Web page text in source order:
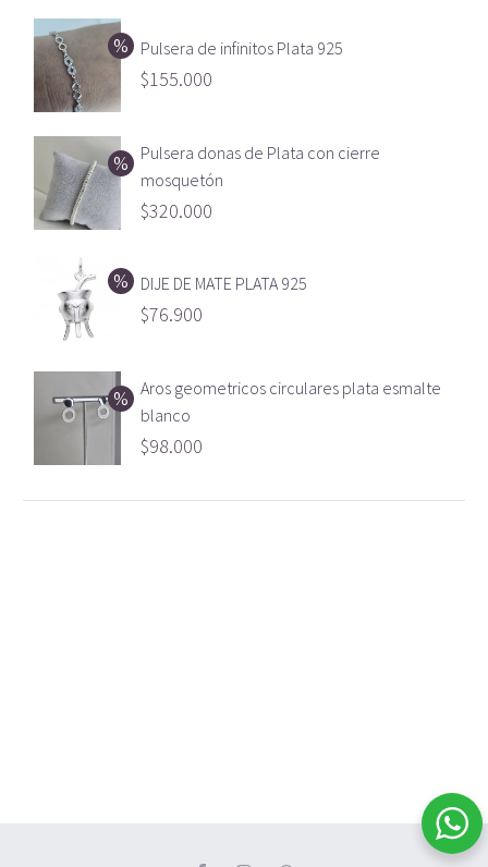
Pulsera de infinitos Plata 925
$155.000
Pulsera donas de Plata con cierre
mosquetón
$320.000
DIJE DE MATE PLATA 925
$76.900
Aros geometricos circulares plata esmalte
blanco
$98.000